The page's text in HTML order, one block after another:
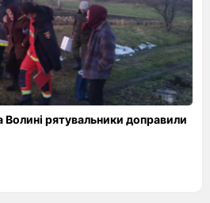
Волині рятувальники доправили